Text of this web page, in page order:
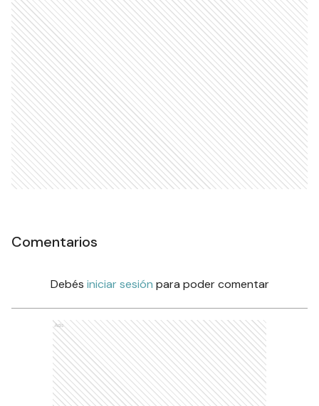
Comentarios
Debés iniciar sesión para poder comentar
Ads